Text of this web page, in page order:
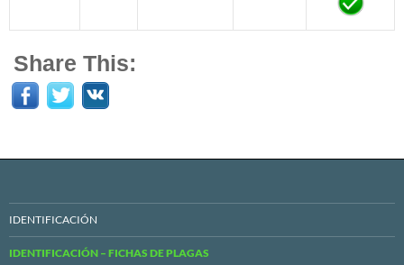
Share This:
IDENTIFICACIÓN
IDENTIFICACIÓN – FICHAS DE PLAGAS